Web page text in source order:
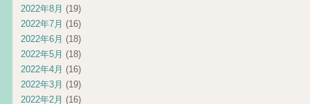
2022年8月 (19)
2022年7月 (16)
2022年6月 (18)
2022年5月 (18)
2022年4月 (16)
2022年3月 (19)
2022年2月 (16)